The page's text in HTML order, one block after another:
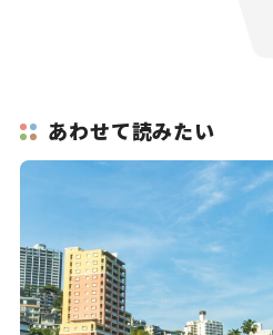
あわせて読みたい